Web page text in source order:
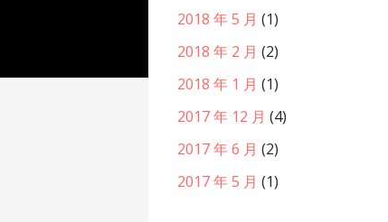
2018 年 5 月 (1)
2018 年 2 月 (2)
2018 年 1 月 (1)
2017 年 12 月 (4)
2017 年 6 月 (2)
2017 年 5 月 (1)